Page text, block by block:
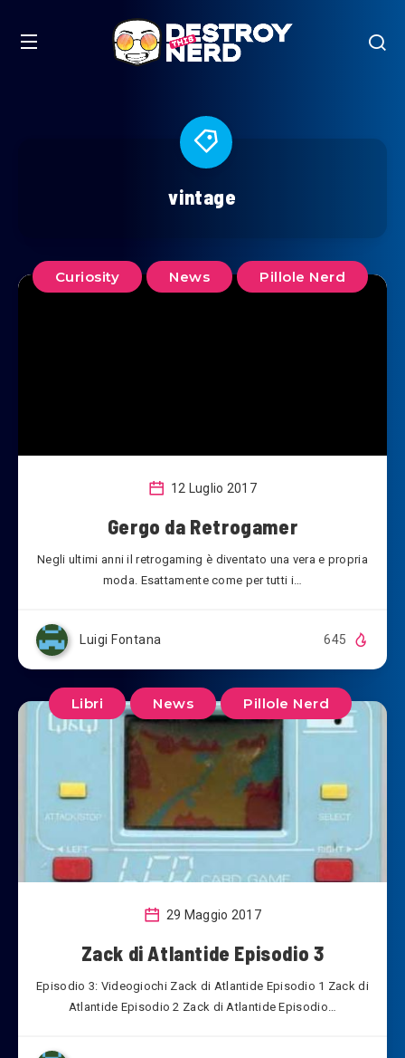
vintage
Curiosity News Pillole Nerd
12 Luglio 2017
Gergo da Retrogamer
Negli ultimi anni il retrogaming è diventato una vera e propria
moda. Esattamente come per tutti i…
Luigi Fontana 645
Libri News Pillole Nerd
29 Maggio 2017
Zack di Atlantide Episodio 3
Episodio 3: Videogiochi Zack di Atlantide Episodio 1 Zack di
Atlantide Episodio 2 Zack di Atlantide Episodio…